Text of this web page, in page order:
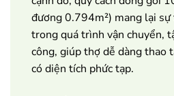
đương 0.794m²) mang lại
trong quá trình vận chuyển,
công, giúp thợ dễ dàng thao
có diện tích phức tạp.